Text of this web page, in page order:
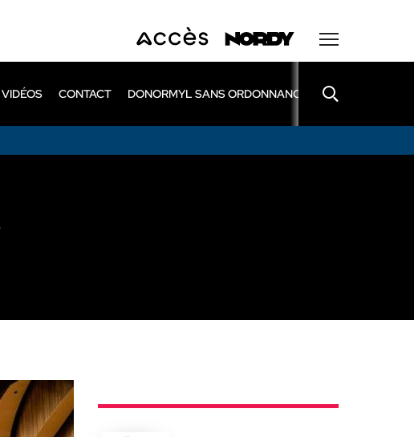
VIDÉOS CONTACT DONORMYL SANS ORDONNANCE LEXOMIL SANS